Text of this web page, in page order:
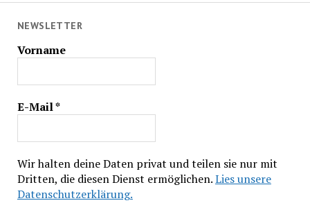
NEWSLETTER
Vorname
E-Mail*
Wir halten deine Daten privat und teilen sie nur mit
Dritten, die diesen Dienst ermöglichen.Lies unsere
Datenschutzerklärung.